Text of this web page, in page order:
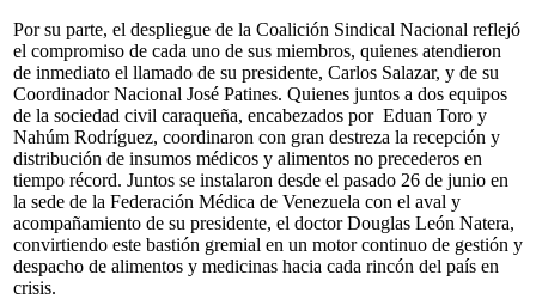
Por su parte, el despliegue de la Coalición Sindical Nacional reflejó
el compromiso de cada uno de sus miembros, quienes atendieron
de inmediato el llamado de su presidente, Carlos Salazar, y de su
Coordinador Nacional José Patines. Quienes juntos a dos equipos
de la sociedad civil caraqueña, encabezados por Eduan Toro y
Nahúm Rodríguez, coordinaron con gran destreza la recepción y
distribución de insumos médicos y alimentos no precederos en
tiempo récord. Juntos se instalaron desde el pasado 26 de junio en
la sede de la Federación Médica de Venezuela con el aval y
acompañamiento de su presidente, el doctor Douglas León Natera,
convirtiendo este bastión gremial en un motor continuo de gestión y
despacho de alimentos y medicinas hacia cada rincón del país en
crisis.